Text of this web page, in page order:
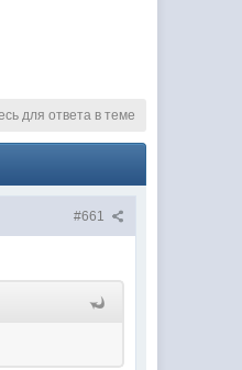
для ответа в теме
#661